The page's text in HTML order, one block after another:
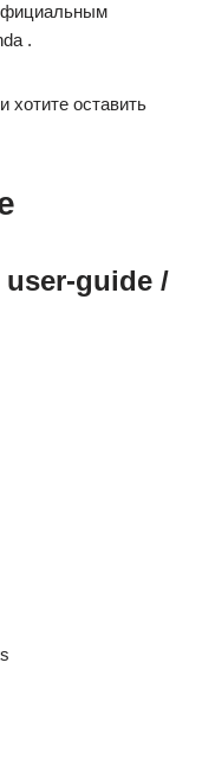
.
хотите оставить
guide /